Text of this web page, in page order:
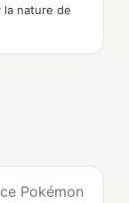
nature de
Pokémon